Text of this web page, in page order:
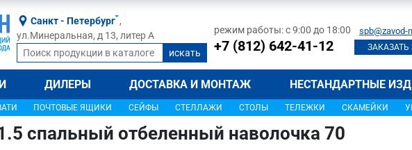
Санкт - Петербург ,
ул.Минеральная, д 13, литер А
режим работы: с 9:00 до 18:00
+7 (812) 642-41-12
spb@zavod-
ЗАКАЗАТЬ
ДИЛЕРЫ ДОСТАВКА И МОНТАЖ НЕСТАНДАРТНЫЕ
ПОЧТОВЫЕ ЯЩИКИ СЕЙФЫ СТЕЛЛАЖИ СТОЛЫ ТЕЛЕЖКИ СКАМЕЙКИ
спальный отбеленный наволочка 70